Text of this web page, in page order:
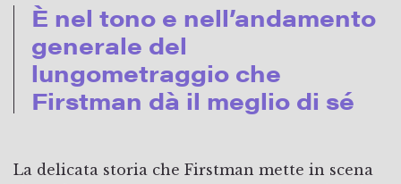
È nel tono e nell’andamento
generale del
lungometraggio che
Firstman dà il meglio di sé
La delicata storia che Firstman mette in scena